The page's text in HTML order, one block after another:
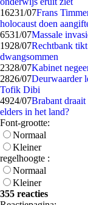
16231/07Frans
holocaust doen
6531/07Massale
1928/07Rechtbank
dwangsommen
2328/07Kabinet
2826/07Deurwaarder
Tofik Dibi
4924/07Brabant
elders in het land?
Font-grootte:
Normaal
Kleiner
regelhoogte :
Normaal
Kleiner
355 reacties